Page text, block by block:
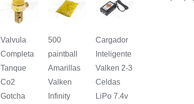
Valvula
Completa
Tanque
Co2
Gotcha
500
paintball
Amarillas
Valken
Infinity
Cargador
Inteligente
Valken 2-3
Celdas
LiPo 7.4v